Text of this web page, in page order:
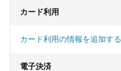
カード利用
カード利用の情報を追加する
電子決済